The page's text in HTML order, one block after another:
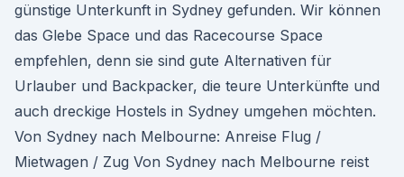
günstige Unterkunft in Sydney gefunden. Wir können
das Glebe Space und das Racecourse Space
empfehlen, denn sie sind gute Alternativen für
Urlauber und Backpacker, die teure Unterkünfte und
auch dreckige Hostels in Sydney umgehen möchten.
Von Sydney nach Melbourne: Anreise Flug /
Mietwagen / Zug Von Sydney nach Melbourne reist